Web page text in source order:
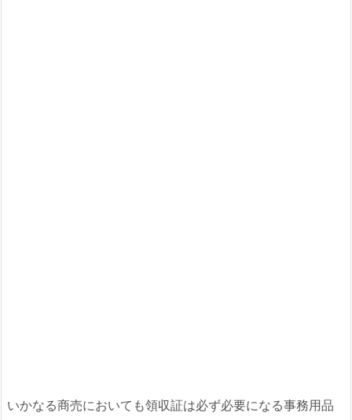
いかなる商売においても領収証は必ず必要になる事務用品